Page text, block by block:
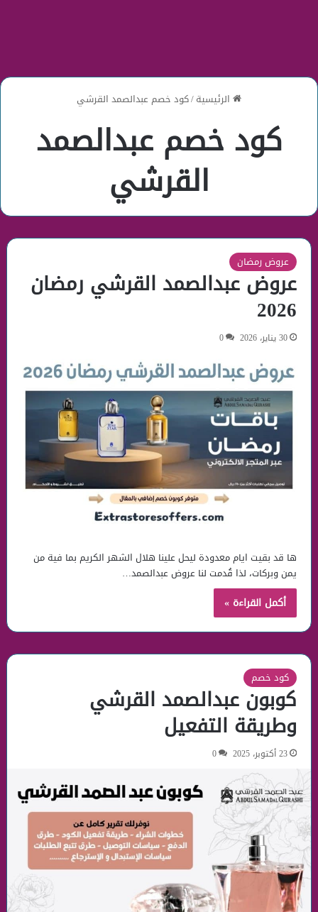
الرئيسية/كود خصم عبدالصمد القرشي
كود خصم عبدالصمد
القرشي
عروض رمضان
عروض عبدالصمد القرشي رمضان
2026
30 يناير، 2026 0
ها قد بقيت ايام معدودة ليحل علينا هلال الشهر الكريم بما فية من
يمن وبركات، لذا قُدمت لنا عروض عبدالصمد…
أكمل القراءة »
كود خصم
كوبون عبدالصمد القرشي
وطريقة التفعيل
23 أكتوبر، 2025 0